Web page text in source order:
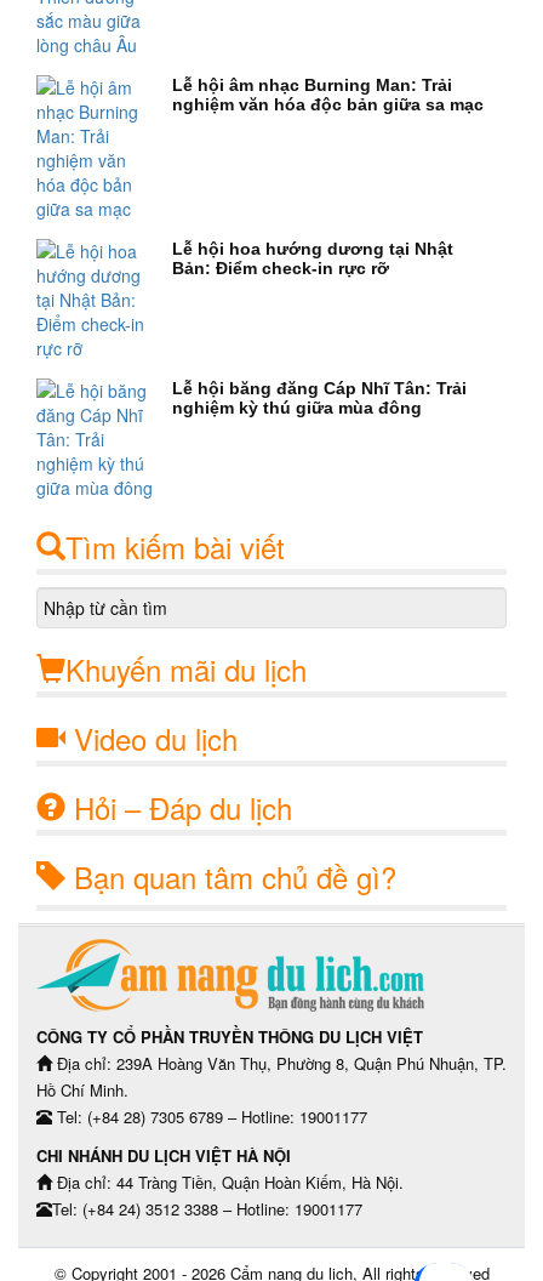
Lễ hội âm nhạc Burning Man: Trải
nghiệm văn hóa độc bản giữa sa mạc
Lễ hội hoa hướng dương tại Nhật
Bản: Điểm check-in rực rỡ
Lễ hội băng đăng Cáp Nhĩ Tân: Trải
nghiệm kỳ thú giữa mùa đông
Tìm kiếm bài viết
Khuyến mãi du lịch
Video du lịch
Hỏi – Đáp du lịch
Bạn quan tâm chủ đề gì?
CÔNG TY CỔ PHẦN TRUYỀN THÔNG DU LỊCH VIỆT
Địa chỉ: 239A Hoàng Văn Thụ, Phường 8, Quận Phú Nhuận, TP.
Hồ Chí Minh.
Tel: (+84 28) 7305 6789 – Hotline: 19001177
CHI NHÁNH DU LỊCH VIỆT HÀ NỘI
Địa chỉ: 44 Tràng Tiền, Quận Hoàn Kiếm, Hà Nội.
Tel: (+84 24) 3512 3388 – Hotline: 19001177
© Copyright 2001 - 2026 Cẩm nang du lịch, All rights reserved